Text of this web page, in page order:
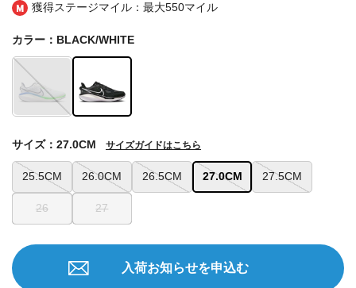
獲得ステージマイル：最大550マイル
カラー：BLACK/WHITE
25.5CM 26.0CM 26.5CM 27.0CM 27.5CM
26 27
サイズ：27.0CM サイズガイドはこちら
入荷お知らせを申込む